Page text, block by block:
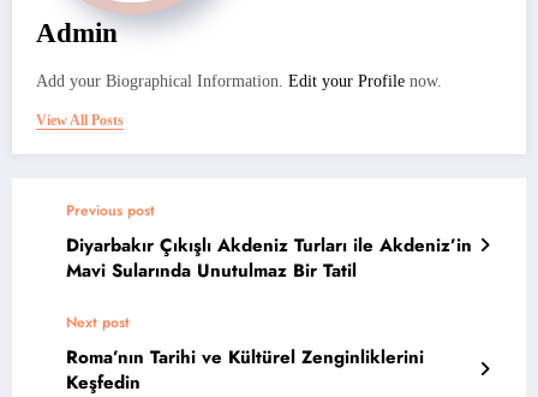
Admin
Add your Biographical Information. Edit your Profile now.
View All Posts
Previous post
Diyarbakır Çıkışlı Akdeniz Turları ile Akdeniz’in
Mavi Sularında Unutulmaz Bir Tatil
Next post
Roma’nın Tarihi ve Kültürel Zenginliklerini
Keşfedin